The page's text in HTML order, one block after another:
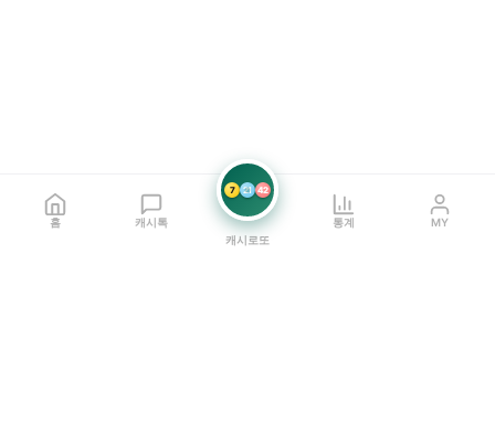
홈 캐시톡
7 21 42
캐시로또
통계 MY